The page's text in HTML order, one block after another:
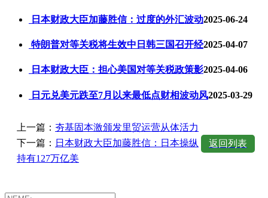
日本财政大臣加藤胜信：过度的外汇波动2025-06-24
特朗普对等关税将生效中日韩三国召开经2025-04-07
日本财政大臣：担心美国对等关税政策影2025-04-06
日元兑美元跌至7月以来最低点财相波动风2025-03-29
上一篇： 夯基固本激颁发里贸运营从体活力
下一篇： 日本财政大臣加藤胜信：日本操纵
持有127万亿美
返回列表